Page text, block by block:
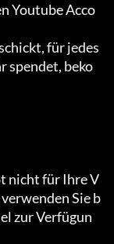
Youtube Acco
für jedes
spendet, beko
nicht für Ihre V
Sie b
zur Verfügun